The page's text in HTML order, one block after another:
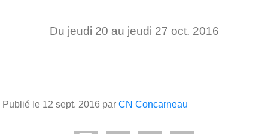
Du jeudi 20 au jeudi 27 oct. 2016
Publié le 12 sept. 2016 par CN Concarneau